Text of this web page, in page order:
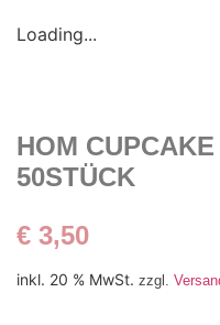
Loading...
HOM
50STÜCK
€ 3,50
inkl. 20 % MwSt. zzgl.